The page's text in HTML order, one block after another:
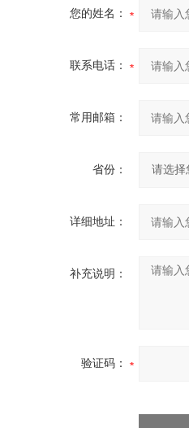
您的姓名：
联系电话：
常用邮箱：
省份：
详细地址：
补充说明：
验证码：